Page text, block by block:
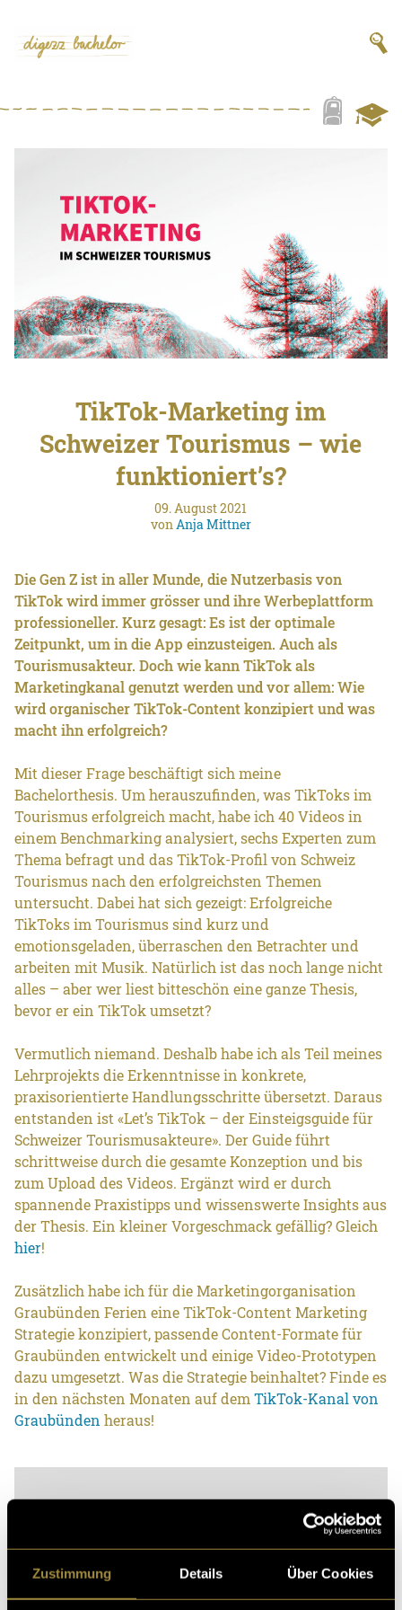
Zustimmung Details Über Cookies
TikTok-Marketing im
Schweizer Tourismus – wie
funktioniert’s?
09. August 2021
vonAnja Mittner
Die Gen Z ist in aller Munde, die Nutzerbasis von
TikTok wird immer grösser und ihre Werbeplattform
professioneller. Kurz gesagt: Es ist der optimale
Zeitpunkt, um in die App einzusteigen. Auch als
Tourismusakteur. Doch wie kann TikTok als
Marketingkanal genutzt werden und vor allem: Wie
wird organischer TikTok-Content konzipiert und was
macht ihn erfolgreich?
Mit dieser Frage beschäftigt sich meine
Bachelorthesis. Um herauszufinden, was TikToks im
Tourismus erfolgreich macht, habe ich 40 Videos in
einem Benchmarking analysiert, sechs Experten zum
Thema befragt und das TikTok-Profil von Schweiz
Tourismus nach den erfolgreichsten Themen
untersucht. Dabei hat sich gezeigt: Erfolgreiche
TikToks im Tourismus sind kurz und
emotionsgeladen, überraschen den Betrachter und
arbeiten mit Musik. Natürlich ist das noch lange nicht
alles – aber wer liest bitteschön eine ganze Thesis,
bevor er ein TikTok umsetzt?
Vermutlich niemand. Deshalb habe ich als Teil meines
Lehrprojekts die Erkenntnisse in konkrete,
praxisorientierte Handlungsschritte übersetzt. Daraus
entstanden ist «Let’s TikTok – der Einsteigsguide für
Schweizer Tourismusakteure». Der Guide führt
schrittweise durch die gesamte Konzeption und bis
zum Upload des Videos. Ergänzt wird er durch
spannende Praxistipps und wissenswerte Insights aus
der Thesis. Ein kleiner Vorgeschmack gefällig? Gleich
hier!
Zusätzlich habe ich für die Marketingorganisation
Graubünden Ferien eine TikTok-Content Marketing
Strategie konzipiert, passende Content-Formate für
Graubünden entwickelt und einige Video-Prototypen
dazu umgesetzt. Was die Strategie beinhaltet? Finde es
in den nächsten Monaten auf demTikTok-Kanal von
Graubünden heraus!